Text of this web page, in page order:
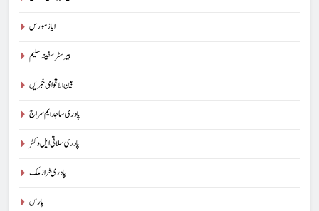
ایاز مورس
بیرسٹرسفینہ سلیم
بین الاقوامی خبریں
پادری ساجد ایم سراج
پادری سلاتی ایل وکٹر
پادری فراز ملک
پارس